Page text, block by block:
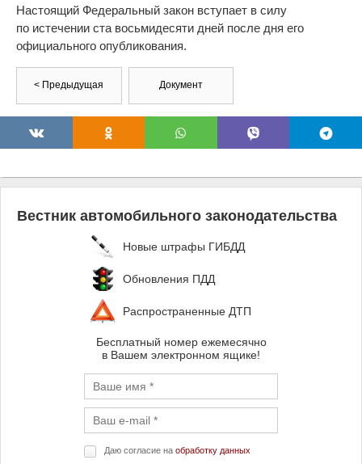
Настоящий Федеральный закон вступает в силу
по истечении ста восьмидесяти дней после дня его
официального опубликования.
< Предыдущая Документ
Вестник автомобильного законодательства
Новые штрафы ГИБДД
Обновления ПДД
Распространенные ДТП
Бесплатный номер ежемесячно
в Вашем электронном ящике!
Даю согласие на обработку данных